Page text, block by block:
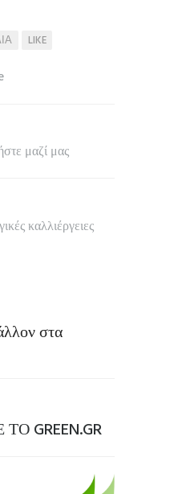
LIKE
μαζί μας
καλλιέργειες
στα
GREEN.GR